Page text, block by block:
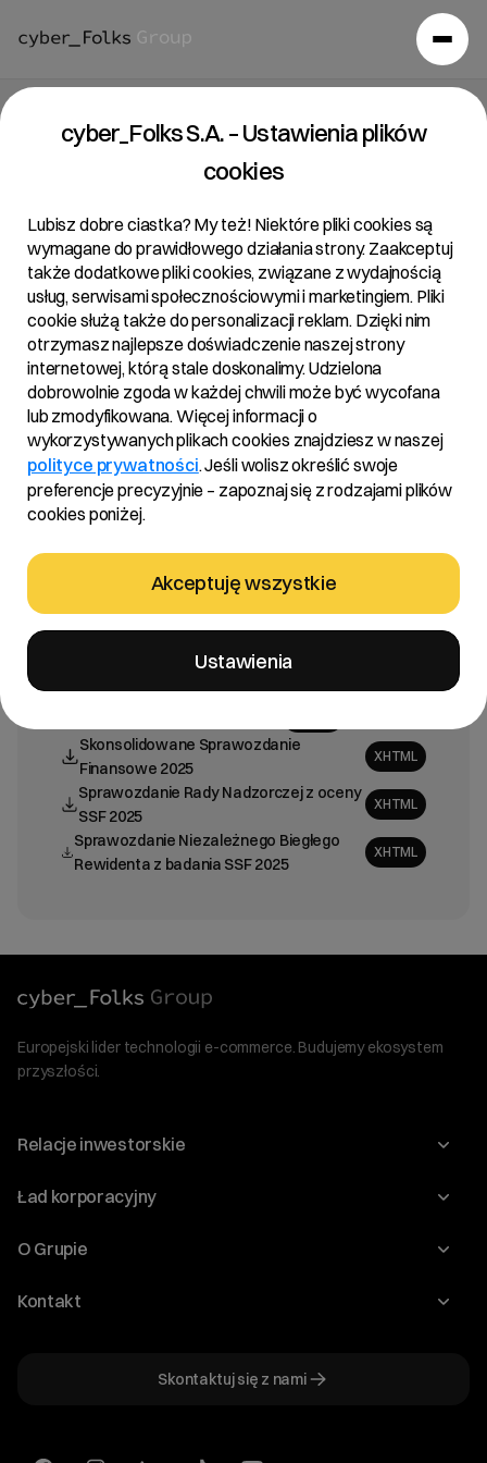
Strona główna/Raporty
Skonsolidowany Raport Roczny za 2025 r.
Skonsolidowany Raport
Roczny 2025
18/03/2026
Załączniki:
Annual report 2025 PDF
Consolidated financial report 2025 (EN) PDF
Investors Presentation (EN)
audytora 2025
Oświadczenie Rady Nadzorczej dot. KA
XHTML
Sprawozdanie Rady Nadzorczej z oceny
SSF 2025
Skonsolidowane Sprawozdanie
Finansowe 2025
XHTML
Sprawozdanie Rady Nadzorczej z oceny
SSF 2025
XHTML
Sprawozdanie Niezależnego Biegłego
Rewidenta z badania SSF 2025
XHTML
Europejski lider technologii e-commerce. Budujemy ekosystem
przyszłości.
Relacje inwestorskie
Raporty
Ład korporacyjny
Walne Zgromadzenia
O Grupie
O Spółce
Kontakt
Skontaktuj się z nami
cyber_Folks S.A. – Ustawienia plików
cookies
Lubisz dobre ciastka? My też! Niektóre pliki cookies są
wymagane do prawidłowego działania strony. Zaakceptuj
także dodatkowe pliki cookies, związane z wydajnością
usług, serwisami społecznościowymi i marketingiem. Pliki
cookie służą także do personalizacji reklam. Dzięki nim
otrzymasz najlepsze doświadczenie naszej strony
internetowej, którą stale doskonalimy. Udzielona
dobrowolnie zgoda w każdej chwili może być wycofana
lub zmodyfikowana. Więcej informacji o
wykorzystywanych plikach cookies znajdziesz w naszej
polityce prywatności. Jeśli wolisz określić swoje
preferencje precyzyjnie – zapoznaj się z rodzajami plików
cookies poniżej.
Akceptuję wszystkie
Ustawienia